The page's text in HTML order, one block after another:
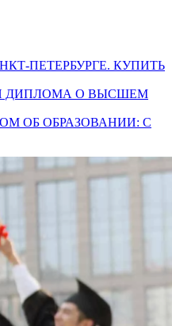
ПЕТЕРБУРГЕ. КУПИТЬ
ДИПЛОМА О ВЫСШЕМ
ОБ ОБРАЗОВАНИИ: С